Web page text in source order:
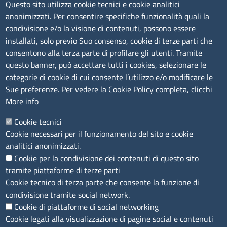
Sede Legale di Latina: Viale Umberto I, 80 - 04100 (LT)
tel. 0773/6721
Sede di Frosinone: Via Alcide De Gasperi, 1 - 03100 (FR)
tel. 0775/2751
Peccciaa@pec.frlt.camcom.it
Ufficio relazioni con il pubblico
Codice Fiscale e Partita Iva: 02957560598
Codice univoco ufficio fatt.elettronica: 1TOEDU
Seguici su
Questo sito utilizza cookie tecnici e cookie analitici
anonimizzati. Per consentire specifiche funzionalità quali la
condivisione e/o la visione di contenuti, possono essere
installati, solo previo Suo consenso, cookie di terze parti che
consentono alla terza parte di profilare gli utenti. Tramite
questo banner, può accettare tutti i cookies, selezionare le
categorie di cookie di cui consente l’utilizzo e/o modificare le
Sue preferenze. Per vedere la Cookie Policy completa, clicchi
More info
Cookie tecnici
Cookie necessari per il funzionamento del sito e cookie
analitici anonimizzati.
Cookie per la condivisione dei contenuti di questo sito
tramite piattaforme di terze parti
Cookie tecnico di terza parte che consente la funzione di
condivisione tramite social network.
Cookie di piattaforme di social networking
Cookie legati alla visualizzazione di pagine social e contenuti